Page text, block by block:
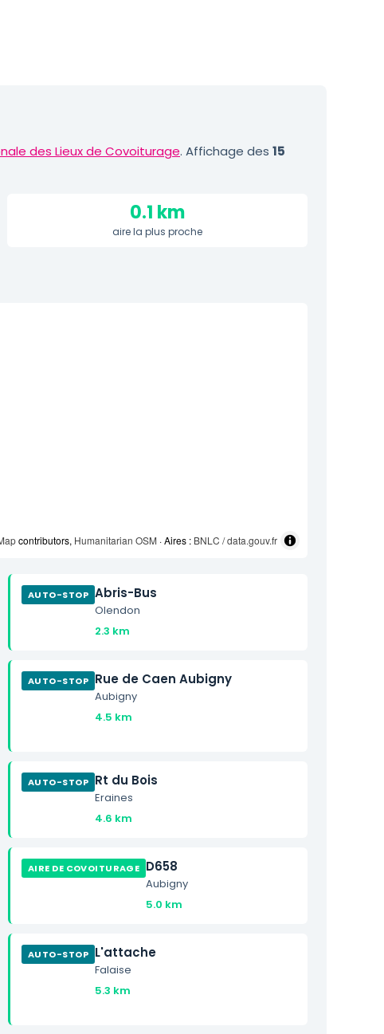
des Lieux de Covoiturage. Affichage des 15
0.1 km
aire la plus proche
contributors, Humanitarian OSM · Aires : BNLC / data.gouv.fr
AUTO-STOP Abris-Bus
Olendon
2.3 km
AUTO-STOP Rue de Caen Aubigny
Aubigny
4.5 km
AUTO-STOP Rt du Bois
Eraines
4.6 km
AIRE DE COVOITURAGE D658
Aubigny
5.0 km
AUTO-STOP L'attache
Falaise
5.3 km